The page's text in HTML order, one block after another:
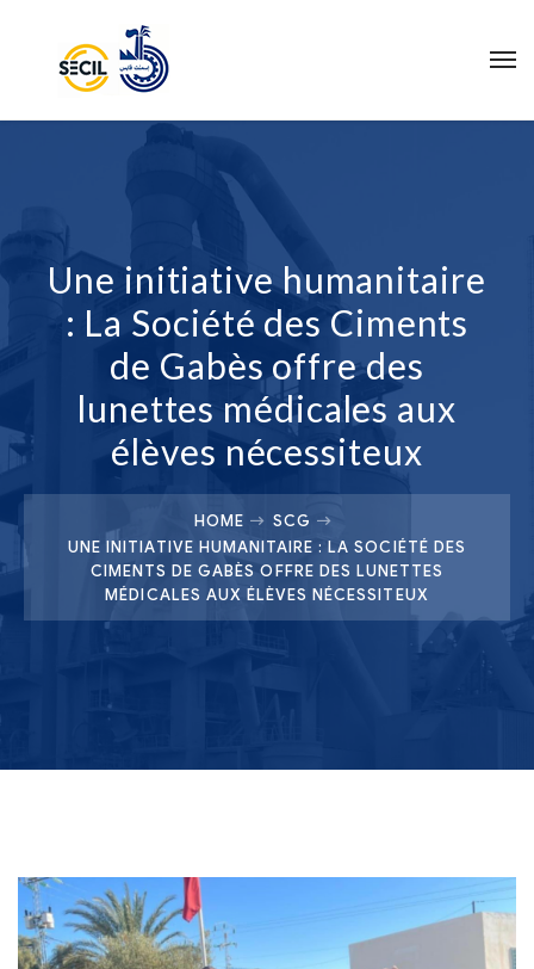
Une initiative humanitaire
: La Société des Ciments
de Gabès offre des
lunettes médicales aux
élèves nécessiteux
HOME
SCG
UNE INITIATIVE HUMANITAIRE : LA SOCIÉTÉ DES
CIMENTS DE GABÈS OFFRE DES LUNETTES
MÉDICALES AUX ÉLÈVES NÉCESSITEUX